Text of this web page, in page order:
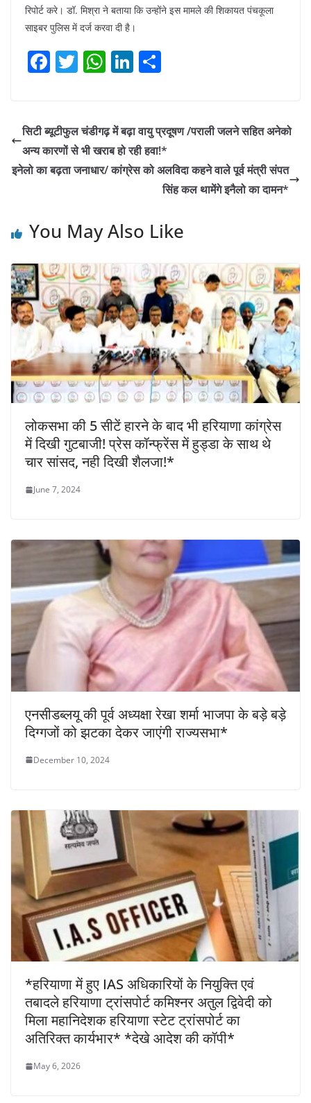
रिपोर्ट करे। डॉ. मिश्रा ने बताया कि उन्होंने इस मामले की शिकायत पंचकूला
साइबर पुलिस में दर्ज करवा दी है।
F
e
b
o
T
er
W
s
A
p
Li
e
dI
n
e
सिटी ब्यूटीफुल चंडीगढ़ में बढ़ा वायु प्रदूषण /पराली जलने सहित अनेको
अन्य कारणों से भी खराब हो रही हवा!*
इनेलो का बढ़ता जनाधार/ कांग्रेस को अलविदा कहने वाले पूर्व मंत्री संपत
सिंह कल थामेंगे इनैलो का दामन*
You May Also Like
लोकसभा की 5 सीटें हारने के बाद भी हरियाणा कांग्रेस
में दिखी गुटबाजी! प्रेस कॉन्फ्रेंस में हुड्डा के साथ थे
चार सांसद, नही दिखी शैलजा!*
June 7, 2024
एनसीडब्लयू की पूर्व अध्यक्षा रेखा शर्मा भाजपा के बड़े बड़े
दिग्गजों को झटका देकर जाएंगी राज्यसभा*
December 10, 2024
*हरियाणा में हुए IAS अधिकारियों के नियुक्ति एवं
तबादले हरियाणा ट्रांसपोर्ट कमिश्नर अतुल द्विवेदी को
मिला महानिदेशक हरियाणा स्टेट ट्रांसपोर्ट का
अतिरिक्त कार्यभार* *देखे आदेश की कॉपी*
May 6, 2026